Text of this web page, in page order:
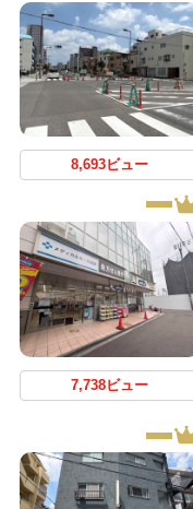
8,693ビュー
7,738ビュー